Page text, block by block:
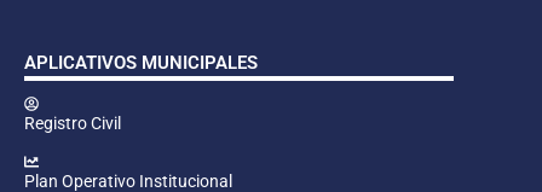
APLICATIVOS MUNICIPALES
Registro Civil
Plan Operativo Institucional